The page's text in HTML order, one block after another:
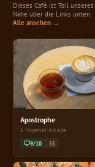
Dieses Café ist Teil
Nähe über die Links unten.
Alle ansehen →
Apostrophe
6 Imperial Arcade
9/10 $$